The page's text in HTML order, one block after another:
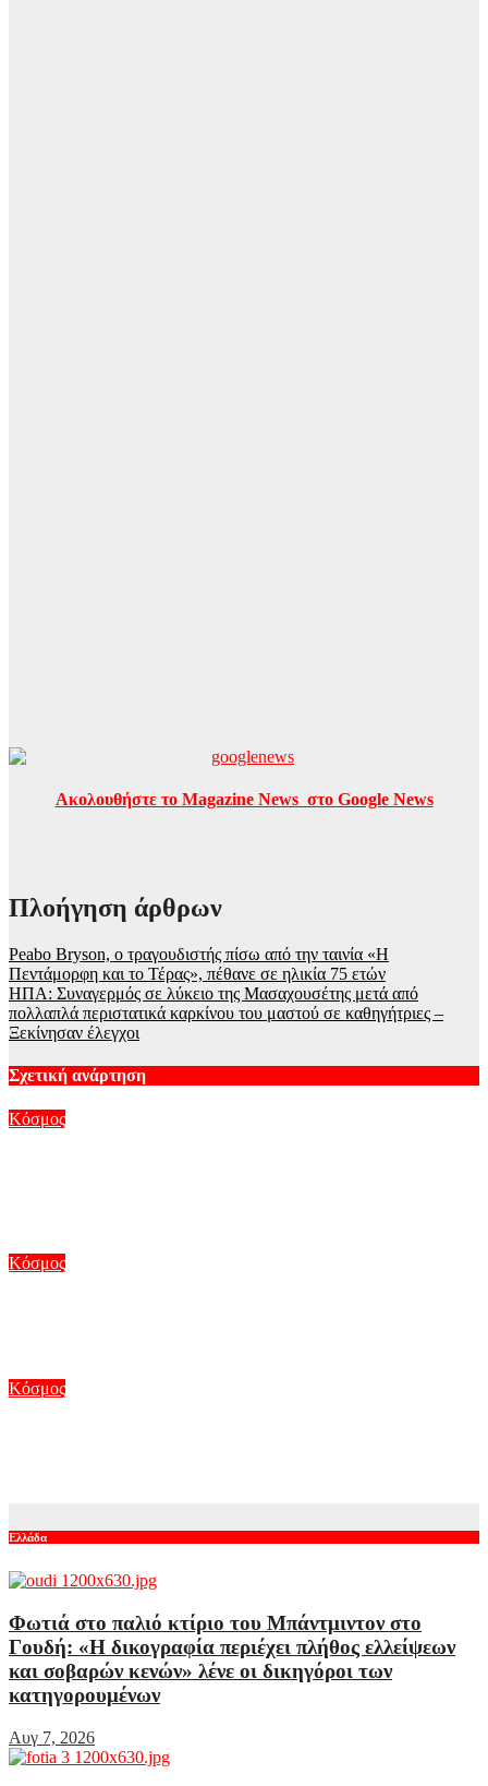
Ακολουθήστε το Magazine News στο Google News
Πλοήγηση άρθρων
Peabo Bryson, o τραγουδιστής πίσω από την ταινία «Η
Πεντάμορφη και το Τέρας», πέθανε σε ηλικία 75 ετών
ΗΠΑ: Συναγερμός σε λύκειο της Μασαχουσέτης μετά από
πολλαπλά περιστατικά καρκίνου του μαστού σε καθηγήτριες –
Ξεκίνησαν έλεγχοι
Σχετική ανάρτηση
Κόσμος
Κόσμος
Κόσμος
Ελλάδα
Φωτιά στο παλιό κτίριο του Μπάντμιντον στο
Γουδή: «Η δικογραφία περιέχει πλήθος ελλείψεων
και σοβαρών κενών» λένε οι δικηγόροι των
κατηγορουμένων
Αυγ 7, 2026